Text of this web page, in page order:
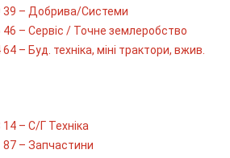
39 – Добрива/Cистеми
46 – Сервіс / Точне землеробство
– Буд. техніка, міні трактори, вжив.
– С/Г Техніка
87 – Запчастини